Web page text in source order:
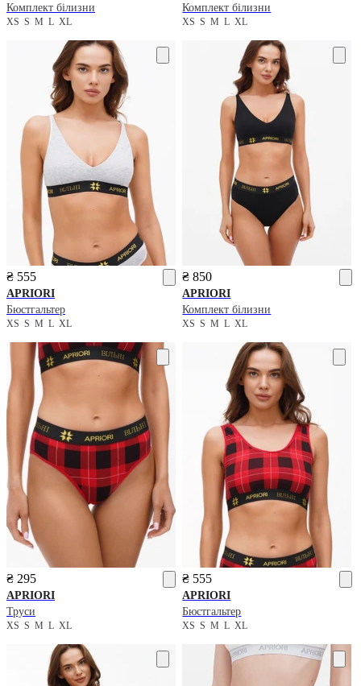
Комплект білизни
XS S M L XL
Комплект білизни
XSSMLXL
₴ 555
APRIORI
Бюстгальтер
XS S M L XL
₴ 850
APRIORI
Комплект білизни
XSSMLXL
₴ 295
APRIORI
Труси
XS S M L XL
₴ 555
APRIORI
Бюстгальтер
XSSMLXL